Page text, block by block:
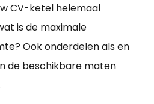
CV-ketel helemaal
is de maximale
Ook onderdelen als en
de beschikbare maten